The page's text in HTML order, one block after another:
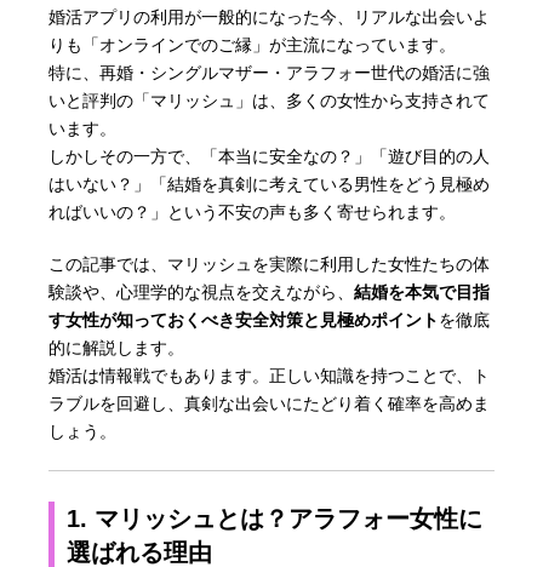
婚活アプリの利用が一般的になった今、リアルな出会いよ
りも「オンラインでのご縁」が主流になっています。
特に、再婚・シングルマザー・アラフォー世代の婚活に強
いと評判の「マリッシュ」は、多くの女性から支持されて
います。
しかしその一方で、「本当に安全なの？」「遊び目的の人
はいない？」「結婚を真剣に考えている男性をどう見極め
ればいいの？」という不安の声も多く寄せられます。
この記事では、マリッシュを実際に利用した女性たちの体
験談や、心理学的な視点を交えながら、結婚を本気で目指
す女性が知っておくべき安全対策と見極めポイントを徹底
的に解説します。
婚活は情報戦でもあります。正しい知識を持つことで、ト
ラブルを回避し、真剣な出会いにたどり着く確率を高めま
しょう。
1. マリッシュとは？アラフォー女性に
選ばれる理由